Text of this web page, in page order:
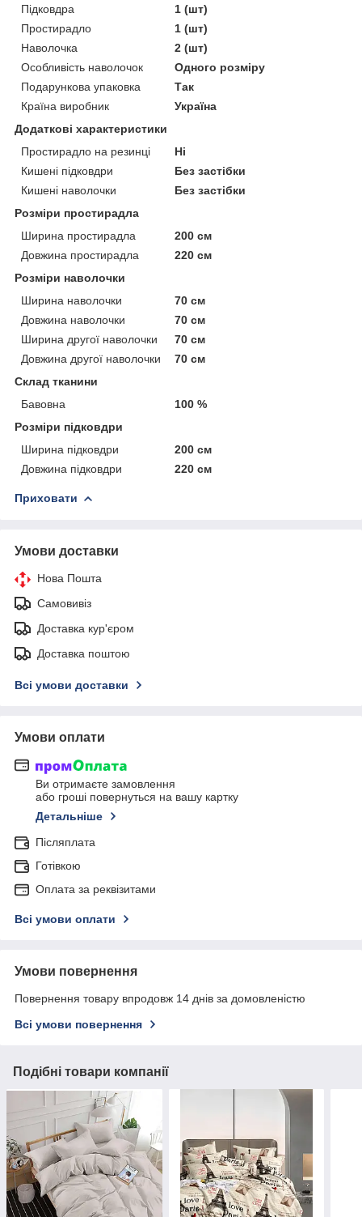
Підковдра
1 (шт)
Простирадло
1 (шт)
Наволочка
2 (шт)
Особливість наволочок
Одного розміру
Подарункова упаковка
Так
Країна виробник
Україна
Додаткові характеристики
Простирадло на резинці
Ні
Кишені підковдри
Без застібки
Кишені наволочки
Без застібки
Розміри простирадла
Ширина простирадла
200 см
Довжина простирадла
220 см
Розміри наволочки
Ширина наволочки
70 см
Довжина наволочки
70 см
Ширина другої наволочки
70 см
Довжина другої наволочки
70 см
Склад тканини
Бавовна
100 %
Розміри підковдри
Ширина підковдри
200 см
Довжина підковдри
220 см
Приховати
Умови доставки
Нова Пошта
Самовивіз
Доставка кур'єром
Доставка поштою
Всі умови доставки
Умови оплати
Ви отримаєте замовлення
або гроші повернуться на вашу картку
Детальніше
Післяплата
Готівкою
Оплата за реквізитами
Всі умови оплати
Умови повернення
Повернення товару впродовж 14 днів за домовленістю
Всі умови повернення
Подібні товари компанії